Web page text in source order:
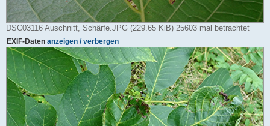
DSC03116 Auschnitt, Schärfe.JPG (229.65 KiB) 25603 mal betrachtet
EXIF-Daten anzeigen / verbergen